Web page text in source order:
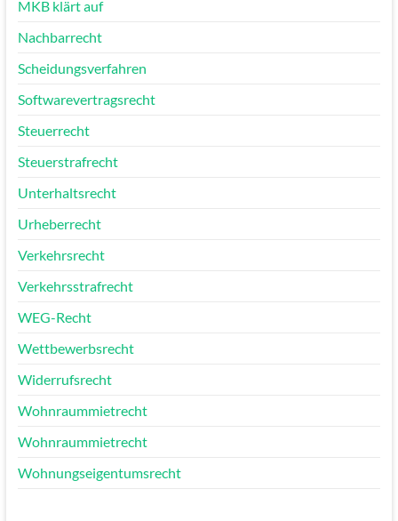
MKB klärt auf
Nachbarrecht
Scheidungsverfahren
Softwarevertragsrecht
Steuerrecht
Steuerstrafrecht
Unterhaltsrecht
Urheberrecht
Verkehrsrecht
Verkehrsstrafrecht
WEG-Recht
Wettbewerbsrecht
Widerrufsrecht
Wohnraummietrecht
Wohnraummietrecht
Wohnungseigentumsrecht